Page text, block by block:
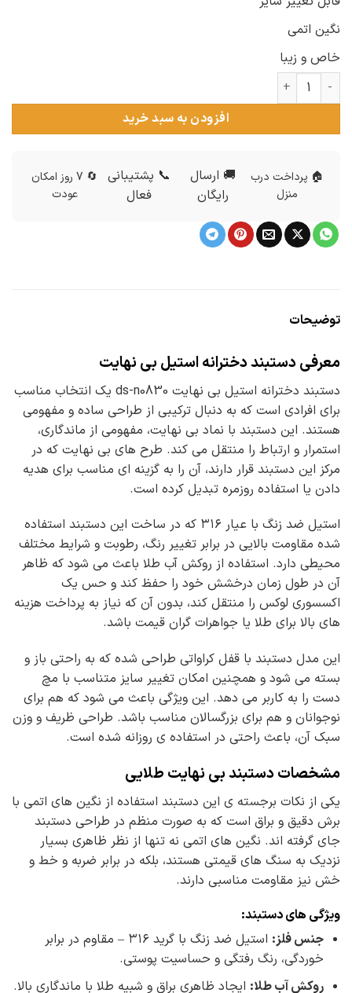
نگین اتمی
خاص و زیبا
دستبند دخترانه استیل بی نهایت عدد
افزودن به سبد خرید
🏠 پرداخت درب
منزل
🚚 ارسال
رایگان
📞 پشتیبانی
فعال
🔄 7 روز امکان
عودت
توضیحات
معرفی دستبند دخترانه استیل بی نهایت
دستبند دخترانه استیل بی نهایت ds-n0830 یک انتخاب مناسب
برای افرادی است که به دنبال ترکیبی از طراحی ساده و مفهومی
هستند. این دستبند با نماد بی نهایت، مفهومی از ماندگاری،
استمرار و ارتباط را منتقل می کند. طرح های بی نهایت که در
مرکز این دستبند قرار دارند، آن را به گزینه ای مناسب برای هدیه
دادن یا استفاده روزمره تبدیل کرده است.
استیل ضد زنگ با عیار ۳۱۶ که در ساخت این دستبند استفاده
شده مقاومت بالایی در برابر تغییر رنگ، رطوبت و شرایط مختلف
محیطی دارد. استفاده از روکش آب طلا باعث می شود که ظاهر
آن در طول زمان درخشش خود را حفظ کند و حس یک
اکسسوری لوکس را منتقل کند، بدون آن که نیاز به پرداخت هزینه
های بالا برای طلا یا جواهرات گران قیمت باشد.
این مدل دستبند با قفل کراواتی طراحی شده که به راحتی باز و
بسته می شود و همچنین امکان تغییر سایز متناسب با مچ
دست را به کاربر می دهد. این ویژگی باعث می شود که هم برای
نوجوانان و هم برای بزرگسالان مناسب باشد. طراحی ظریف و وزن
سبک آن، باعث راحتی در استفاده ی روزانه شده است.
مشخصات دستبند بی نهایت طلایی
یکی از نکات برجسته ی این دستبند استفاده از نگین های اتمی با
برش دقیق و براق است که به صورت منظم در طراحی دستبند
جای گرفته اند. نگین های اتمی نه تنها از نظر ظاهری بسیار
نزدیک به سنگ های قیمتی هستند، بلکه در برابر ضربه و خط و
خش نیز مقاومت مناسبی دارند.
ویژگی های دستبند:
جنس فلز:
استیل ضد زنگ با گرید ۳۱۶ – مقاوم در برابر
خوردگی، رنگ رفتگی و حساسیت پوستی.
روکش آب طلا: ایجاد ظاهری براق و شبیه طلا با ماندگاری بالا.